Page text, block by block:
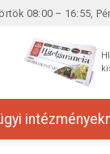
08:00 – 16:55,